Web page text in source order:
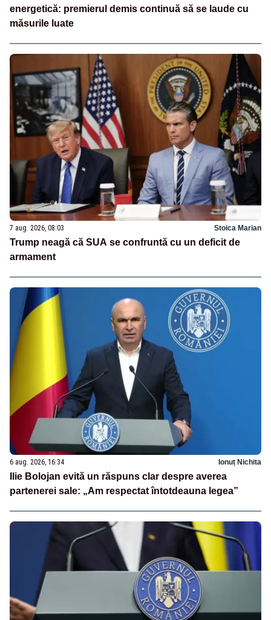
energetică: premierul demis continuă să se laude cu
măsurile luate
7 aug. 2026, 08:03 Stoica Marian
Trump neagă că SUA se confruntă cu un deficit de
armament
6 aug. 2026, 16:34 Ionuț Nichita
Ilie Bolojan evită un răspuns clar despre averea
partenerei sale: „Am respectat întotdeauna legea”